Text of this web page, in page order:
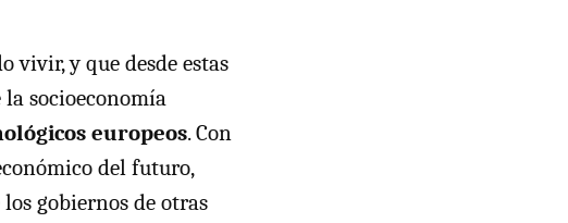
vivir, y que desde estas
socioeconomía
europeos. Con
del futuro,
gobiernos de otras